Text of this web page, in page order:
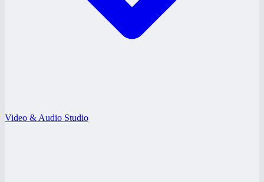
Video & Audio Studio